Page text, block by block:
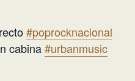
#poprocknacional
cabina#urbanmusic